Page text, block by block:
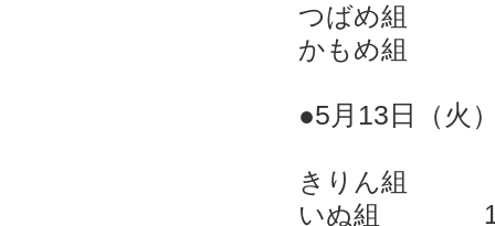
つばめ組
かもめ組
●5月13 日（火
きりん組
いぬ組